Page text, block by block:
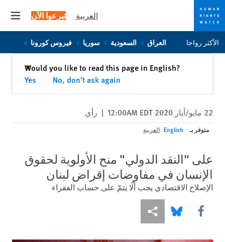
Skip
to
Skip
to
العربية تبرعوا الآن
الأكثر رواجا العراق السعودية سوريا فيروس كورونا
Would you like to read this page in English?
Yes
No, don't ask again
✕إغلاق
22 مايو/أيار 2020 12:00AM EDT | رأي
متوفر بـ English العربية
على "النقد الدولي" منح الأولوية لحقوق
الإنسان في مفاوضات إقراض لبنان
الإصلاح الاقتصادي يجب ألّا يتمّ على حساب الفقراء
Share this via Facebook
Share this via Bluesky
Share this via مشاركة